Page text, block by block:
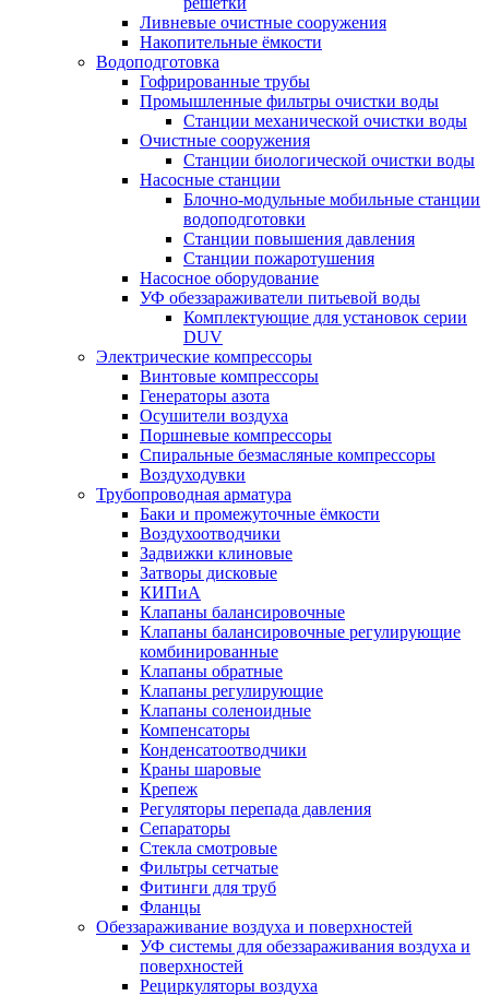
Ливневые очистные сооружения
Накопительные ёмкости
Водоподготовка
Гофрированные трубы
Промышленные фильтры очистки воды
Станции механической очистки воды
Очистные сооружения
Станции биологической очистки воды
Насосные станции
Блочно-модульные мобильные станции
водоподготовки
Станции повышения давления
Станции пожаротушения
Насосное оборудование
УФ обеззараживатели питьевой воды
Комплектующие для установок серии
DUV
Электрические компрессоры
Винтовые компрессоры
Генераторы азота
Осушители воздуха
Поршневые компрессоры
Спиральные безмасляные компрессоры
Воздуходувки
Трубопроводная арматура
Баки и промежуточные ёмкости
Воздухоотводчики
Задвижки клиновые
Затворы дисковые
КИПиА
Клапаны балансировочные
Клапаны балансировочные регулирующие
комбинированные
Клапаны обратные
Клапаны регулирующие
Клапаны соленоидные
Компенсаторы
Конденсатоотводчики
Краны шаровые
Крепеж
Регуляторы перепада давления
Сепараторы
Стекла смотровые
Фильтры сетчатые
Фитинги для труб
Фланцы
Обеззараживание воздуха и поверхностей
УФ системы для обеззараживания воздуха и
поверхностей
Рециркуляторы воздуха